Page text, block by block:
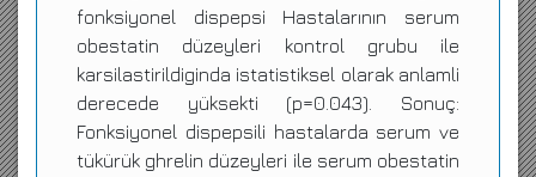
fonksiyonel dispepsi Hastalarının serum
obestatin düzeyleri kontrol grubu ile
karsilastirildiginda istatistiksel olarak anlamli
derecede yüksekti (p=0.043). Sonuç:
Fonksiyonel dispepsili hastalarda serum ve
tükürük ghrelin düzeyleri ile serum obestatin